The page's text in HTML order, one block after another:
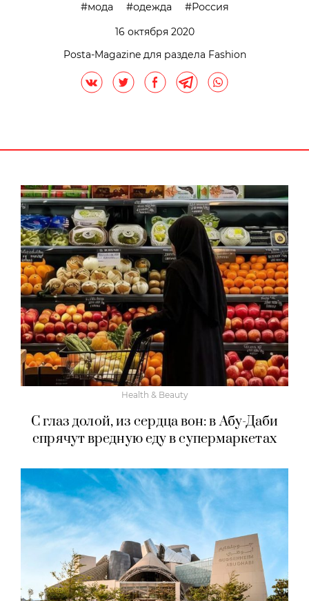
мода
одежда
Россия
16 октября 2020
Posta-Magazine для раздела Fashion
Health & Beauty
С глаз долой, из сердца вон: в Абу-Даби
спрячут вредную еду в супермаркетах